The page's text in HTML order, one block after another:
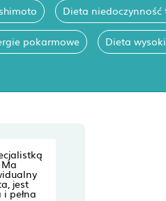
Dieta niedoczynność
pokarmowe Dieta
jest
pełna